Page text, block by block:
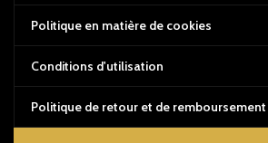
Politique en matière de cookies
Conditions d'utilisation
Politique de retour et de remboursement